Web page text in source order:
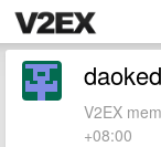
V2EX
+08:00